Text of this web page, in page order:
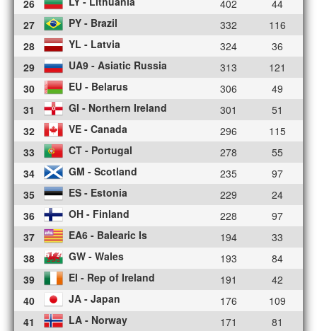
26 402
44
27
PY - Brazil 332
116
28
YL - Latvia 324
36
29
UA9 - Asiatic Russia 313
121
30
EU - Belarus 306
49
31
GI - Northern Ireland 301
51
32
VE - Canada 296
115
33
CT - Portugal 278
55
34
GM - Scotland 235
97
35
ES - Estonia 229
24
36
OH - Finland 228
97
37
EA6 - Balearic Is 194
33
38
GW - Wales 193
84
39
EI - Rep of Ireland 191
42
40
JA - Japan 176
109
41
LA - Norway 171
81